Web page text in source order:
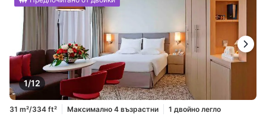
1/12
31 m²/334 ft² Максимално 4 възрастни
1 двойно легло